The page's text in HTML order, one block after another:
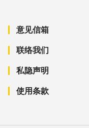
意见信箱
联络我们
私隐声明
使用条款